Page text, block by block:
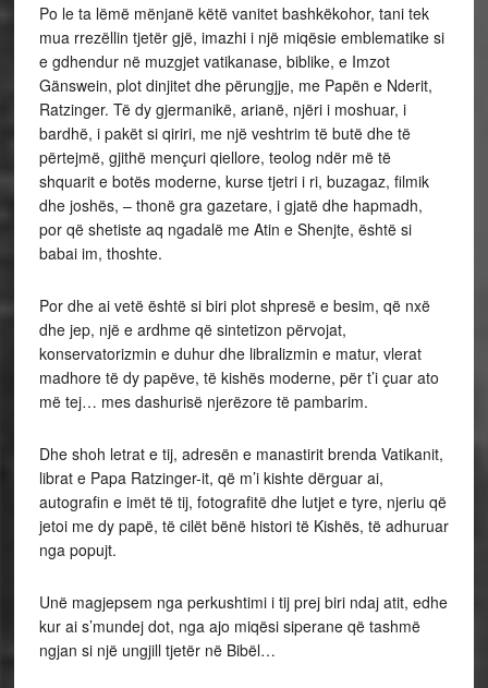
Po le ta lëmë mënjanë këtë vanitet bashkëkohor, tani tek
mua rrezëllin tjetër gjë, imazhi i një miqësie emblematike si
e gdhendur në muzgjet vatikanase, biblike, e Imzot
Gänswein, plot dinjitet dhe përungjje, me Papën e Nderit,
Ratzinger. Të dy gjermanikë, arianë, njëri i moshuar, i
bardhë, i pakët si qiriri, me një veshtrim të butë dhe të
përtejmë, gjithë mençuri qiellore, teolog ndër më të
shquarit e botës moderne, kurse tjetri i ri, buzagaz, filmik
dhe joshës, – thonë gra gazetare, i gjatë dhe hapmadh,
por që shetiste aq ngadalë me Atin e Shenjte, është si
babai im, thoshte.
Por dhe ai vetë është si biri plot shpresë e besim, që nxë
dhe jep, një e ardhme që sintetizon përvojat,
konservatorizmin e duhur dhe libralizmin e matur, vlerat
madhore të dy papëve, të kishës moderne, për t’i çuar ato
më tej… mes dashurisë njerëzore të pambarim.
Dhe shoh letrat e tij, adresën e manastirit brenda Vatikanit,
librat e Papa Ratzinger-it, që m’i kishte dërguar ai,
autografin e imët të tij, fotografitë dhe lutjet e tyre, njeriu që
jetoi me dy papë, të cilët bënë histori të Kishës, të adhuruar
nga popujt.
Unë magjepsem nga perkushtimi i tij prej biri ndaj atit, edhe
kur ai s’mundej dot, nga ajo miqësi siperane që tashmë
ngjan si një ungjill tjetër në Bibël…